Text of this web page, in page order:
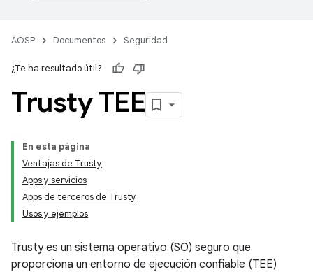
AOSP Documentos Seguridad
¿Te ha resultado útil?
Trusty TEE
En esta página
Ventajas de Trusty
Apps y servicios
Apps de terceros de Trusty
Usos y ejemplos
Trusty es un sistema operativo (SO) seguro que
proporciona un entorno de ejecución confiable (TEE)